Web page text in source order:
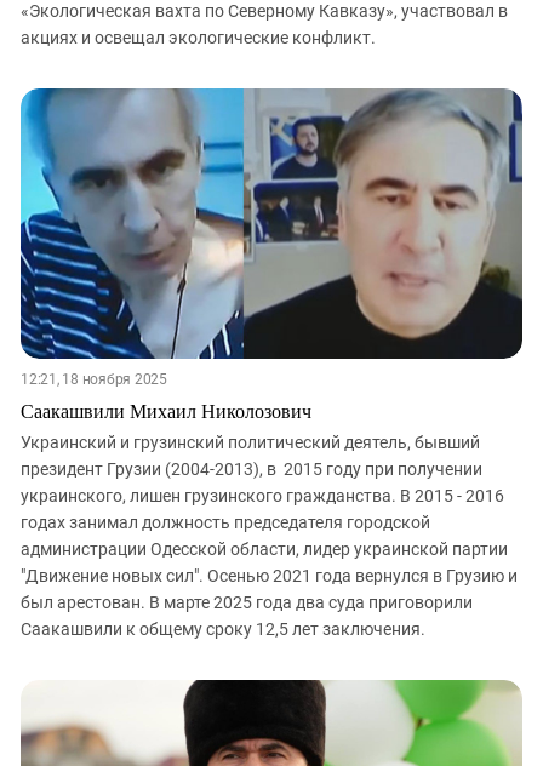
«Экологическая вахта по Северному Кавказу», участвовал в
акциях и освещал экологические конфликт.
12:21, 18 ноября 2025
Саакашвили Михаил Николозович
Украинский и грузинский политический деятель, бывший
президент Грузии (2004-2013), в 2015 году при получении
украинского, лишен грузинского гражданства. В 2015 - 2016
годах занимал должность председателя городской
администрации Одесской области, лидер украинской партии
"Движение новых сил". Осенью 2021 года вернулся в Грузию и
был арестован. В марте 2025 года два суда приговорили
Саакашвили к общему сроку 12,5 лет заключения.